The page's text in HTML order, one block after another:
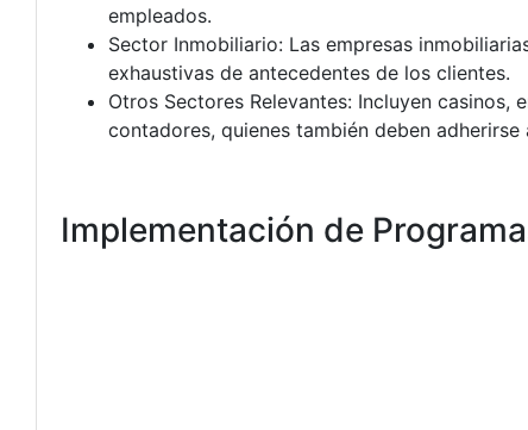
empleados.
Sector Inmobiliario: Las empresas
exhaustivas de antecedentes de los clientes.
Otros Sectores Relevantes: Incluyen
contadores, quienes también deben
Implementación de